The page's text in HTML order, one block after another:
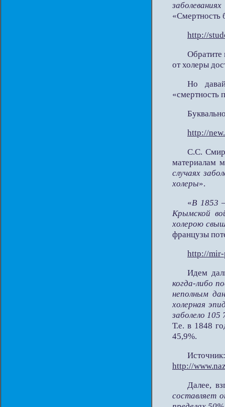
«Смертность
http://
от холеры
Но
«смертность
http://
С.С.
материалам
случаях
холеры».
«В 1853
Крымской
холерою
французы
http://mir-
Идем
когда-либо
неполным
холерная
заболело 105
Т.е. в 1848
45,9%.
Источник:
http://
Далее,
составляет